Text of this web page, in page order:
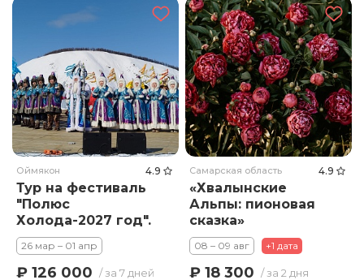
Оймякон 4.9
Тур на фестиваль
"Полюс
Холода-2027 год".
26 мар – 01 апр
₽ 126 000 / за 7 дней
Самарская область 4.9
«Хвалынские
Альпы: пионовая
сказка»
08 – 09 авг +1 дата
₽ 18 300 / за 2 дня